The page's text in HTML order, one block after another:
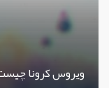
ویروس کرونا